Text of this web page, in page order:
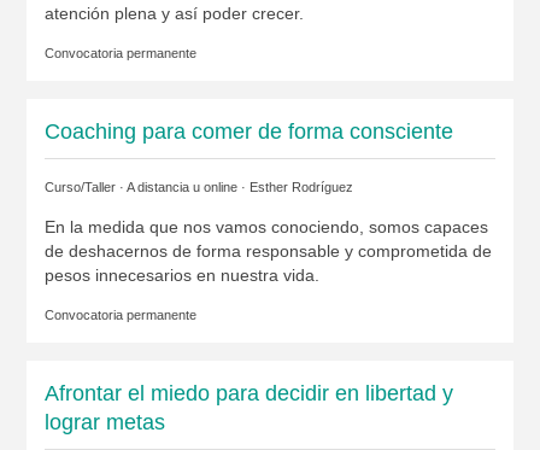
atención plena y así poder crecer.
Convocatoria permanente
Coaching para comer de forma consciente
Curso/Taller · A distancia u online · Esther Rodríguez
En la medida que nos vamos conociendo, somos capaces
de deshacernos de forma responsable y comprometida de
pesos innecesarios en nuestra vida.
Convocatoria permanente
Afrontar el miedo para decidir en libertad y
lograr metas